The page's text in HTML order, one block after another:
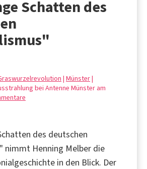
Schatten des
| Münster|
bei Antenne Münster am
des deutschen
nimmt Henning Melber die
in den Blick. Der